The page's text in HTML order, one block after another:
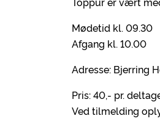
Mødetid kl. 09.30
Afgang kl. 10.00
Adresse: Bjerring
Pris: 40,- pr.
Ved tilmelding